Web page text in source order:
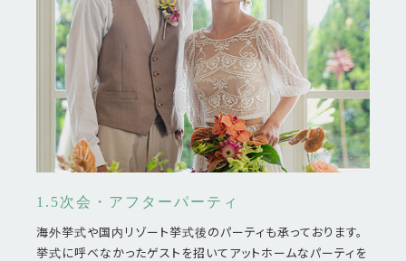
1.5次会・アフターパーティ
海外挙式や国内リゾート挙式後のパーティも承っております。
挙式に呼べなかったゲストを招いてアットホームなパーティを